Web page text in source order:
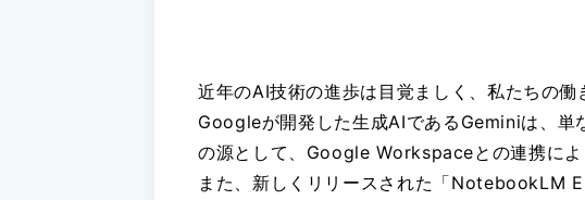
近年のAI技術の進歩は目覚ましく、私たちの働
Googleが開発した生成AIであるGeminiは、単
の源として、Google Workspaceとの連携によ
また、新しくリリースされた「NotebookLM